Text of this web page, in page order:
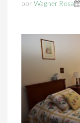
por Wagner Rosa